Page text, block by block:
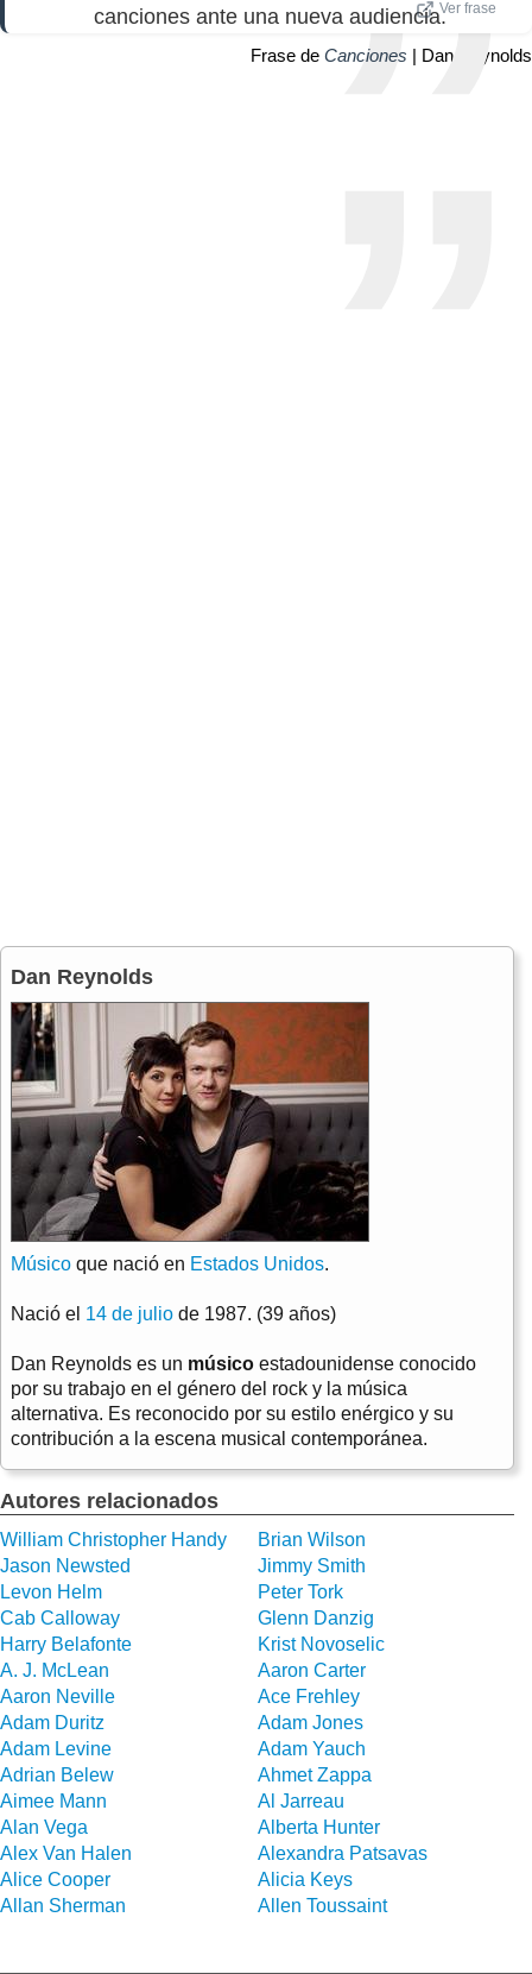
canciones ante una nueva audiencia.Ver frase
Frase de Canciones | Dan Reynolds
Dan Reynolds
Músico que nació en Estados Unidos.
Nació el 14 de julio de 1987. (39 años)
Dan Reynolds es un músico estadounidense conocido
por su trabajo en el género del rock y la música
alternativa. Es reconocido por su estilo enérgico y su
contribución a la escena musical contemporánea.
Autores relacionados
William Christopher Handy
Brian Wilson
Jason Newsted
Jimmy Smith
Levon Helm
Peter Tork
Cab Calloway
Glenn Danzig
Harry Belafonte
Krist Novoselic
A. J. McLean
Aaron Carter
Aaron Neville
Ace Frehley
Adam Duritz
Adam Jones
Adam Levine
Adam Yauch
Adrian Belew
Ahmet Zappa
Aimee Mann
Al Jarreau
Alan Vega
Alberta Hunter
Alex Van Halen
Alexandra Patsavas
Alice Cooper
Alicia Keys
Allan Sherman
Allen Toussaint